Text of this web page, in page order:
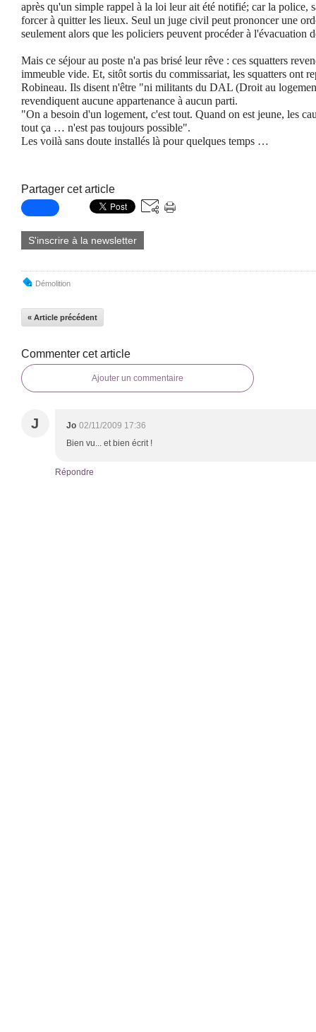
après qu'un simple rappel à la loi leur ait été notifié; car la police,
forcer à quitter les lieux. Seul un juge civil peut prononcer une
seulement alors que les policiers peuvent procéder à l'évacuation
Mais ce séjour au poste n'a pas brisé leur rêve : ces squatters
immeuble vide. Et, sitôt sortis du commissariat, les squatters ont
Robineau. Ils disent n'être "ni militants du DAL (Droit au
revendiquent aucune appartenance à aucun parti.
"On a besoin d'un logement, c'est tout. Quand on est jeune, les
tout ça … n'est pas toujours possible".
Les voilà sans doute installés là pour quelques temps …
Partager cet article
S'inscrire à la newsletter
Démolition
« Article précédent
Commenter cet article
Ajouter un commentaire
J Jo 02/11/2009 17:36
Bien vu... et bien écrit !
Répondre